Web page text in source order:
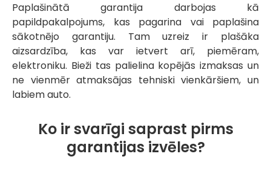
Paplašinātā garantija darbojas kā
papildpakalpojums, kas pagarina vai paplašina
sākotnējo garantiju. Tam uzreiz ir plašāka
aizsardzība, kas var ietvert arī, piemēram,
elektroniku. Bieži tas palielina kopējās izmaksas un
ne vienmēr atmaksājas tehniski vienkāršiem, un
labiem auto.
Ko ir svarīgi saprast pirms
garantijas izvēles?